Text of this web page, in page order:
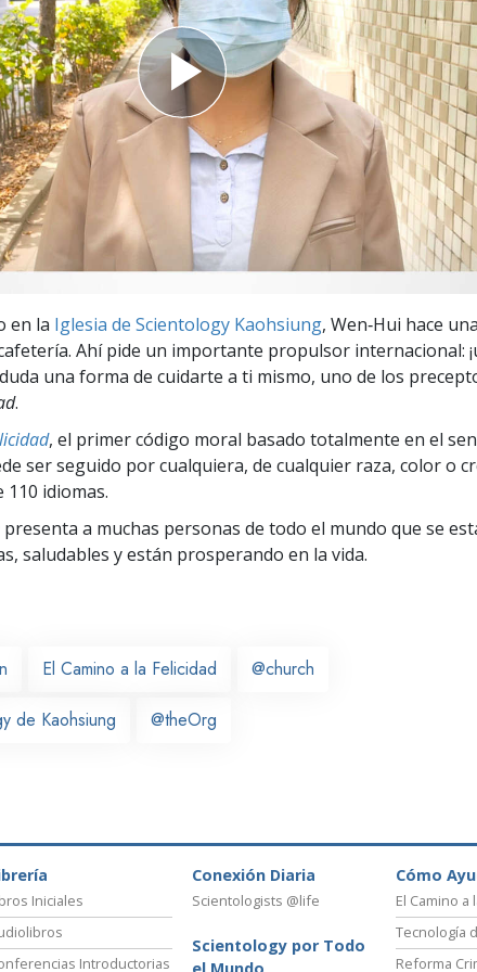
en la Iglesia de Scientology Kaohsiung, Wen‑Hui hace una
Ahí pide un importante propulsor internacional:
una forma de cuidarte a ti mismo, uno de los
.
, el primer código moral basado totalmente en el
ser seguido por cualquiera, de cualquier raza, color o
110 idiomas.
presenta a muchas personas de todo el mundo que se
saludables y están prosperando en la vida.
El Camino a la Felicidad @church
de Kaohsiung @theOrg
Iniciales
Introductorias
Conexión Diaria
Scientologists @life
Scientology por Todo
Cómo
El Camino a
Tecnología
Reforma